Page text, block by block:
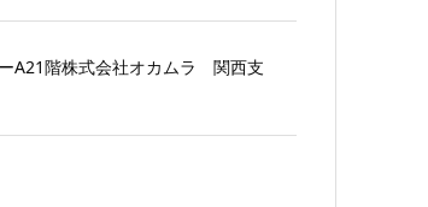
A21階株式会社オカムラ 関西支